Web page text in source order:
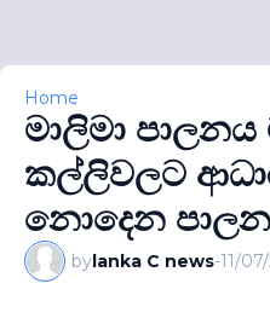
Home
මාලිමා පාලනය
කල්ලිවලට
නොදෙන
bylanka C news-11/